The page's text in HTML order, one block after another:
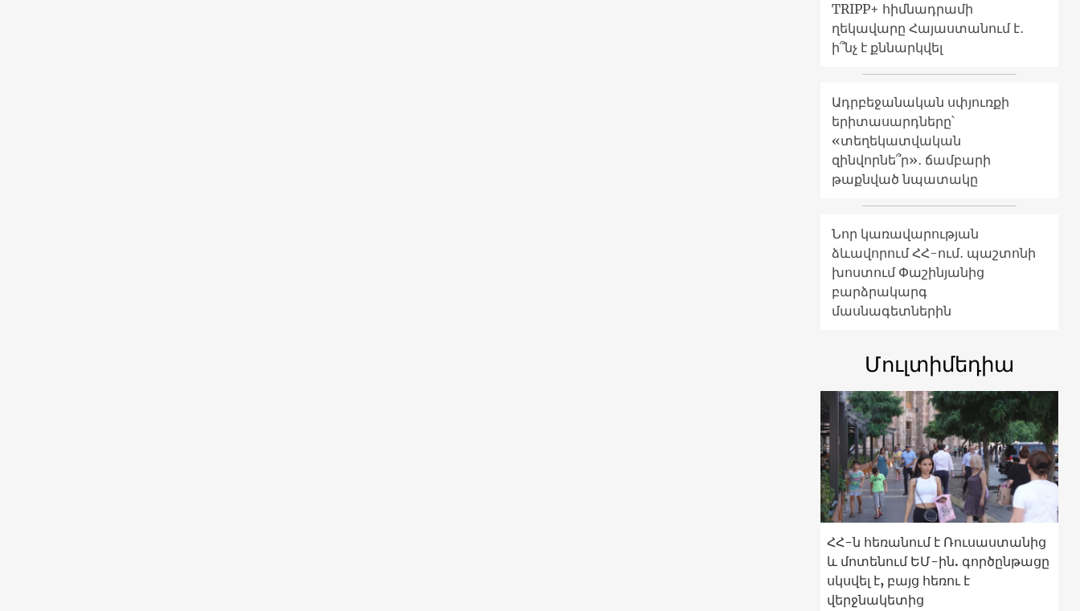
TRIPP+ հիմնադրամի
ղեկավարը Հայաստանում է․
ի՞նչ է քննարկվել
Ադրբեջանական սփյուռքի
երիտասարդները՝
«տեղեկատվական
զինվորնե՞ր»․ ճամբարի
թաքնված նպատակը
Նոր կառավարության
ձևավորում ՀՀ-ում․ պաշտոնի
խոստում Փաշինյանից
բարձրակարգ
մասնագետներին
Մուլտիմեդիա
ՀՀ-ն հեռանում է Ռուսաստանից
և մոտենում ԵՄ-ին. գործընթացը
սկսվել է, բայց հեռու է
վերջնակետից